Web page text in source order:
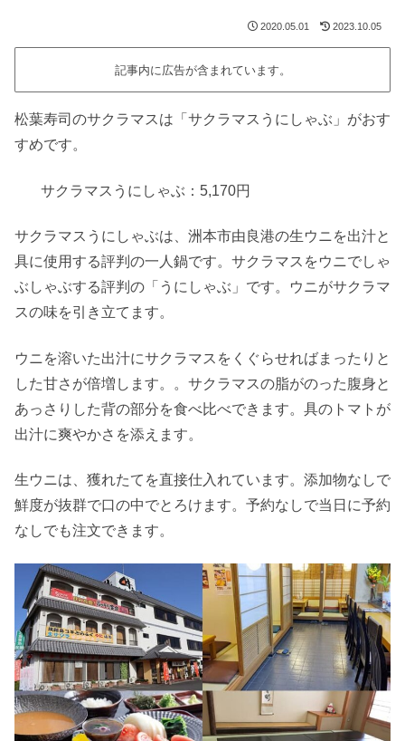
2020.05.01 2023.10.05
記事内に広告が含まれています。
松葉寿司のサクラマスは「サクラマスうにしゃぶ」がおす
すめです。
サクラマスうにしゃぶ：5,170円
サクラマスうにしゃぶは、洲本市由良港の生ウニを出汁と
具に使用する評判の一人鍋です。サクラマスをウニでしゃ
ぶしゃぶする評判の「うにしゃぶ」です。ウニがサクラマ
スの味を引き立てます。
ウニを溶いた出汁にサクラマスをくぐらせればまったりと
した甘さが倍増します。。サクラマスの脂がのった腹身と
あっさりした背の部分を食べ比べできます。具のトマトが
出汁に爽やかさを添えます。
生ウニは、獲れたてを直接仕入れています。添加物なしで
鮮度が抜群で口の中でとろけます。予約なしで当日に予約
なしでも注文できます。